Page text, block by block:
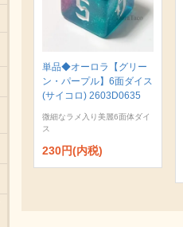
単品◆オーロラ【グリー
ン・パープル】6面ダイス
(サイコロ) 2603D0635
微細なラメ入り美麗6面体ダイ
ス
230円(内税)